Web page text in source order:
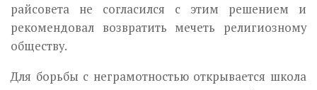
райсовета не согласился с этим решением и
рекомендовал возвратить мечеть религиозному
обществу.
Для борьбы с неграмотностью открывается школа